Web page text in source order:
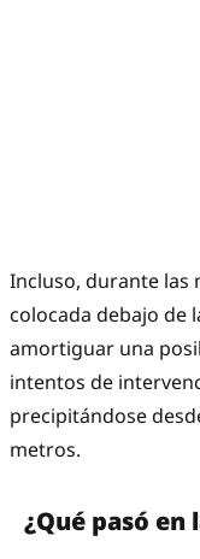
Incluso, durante las
colocada debajo de
amortiguar una
intentos de
precipitándose
metros.
¿Qué pasó en